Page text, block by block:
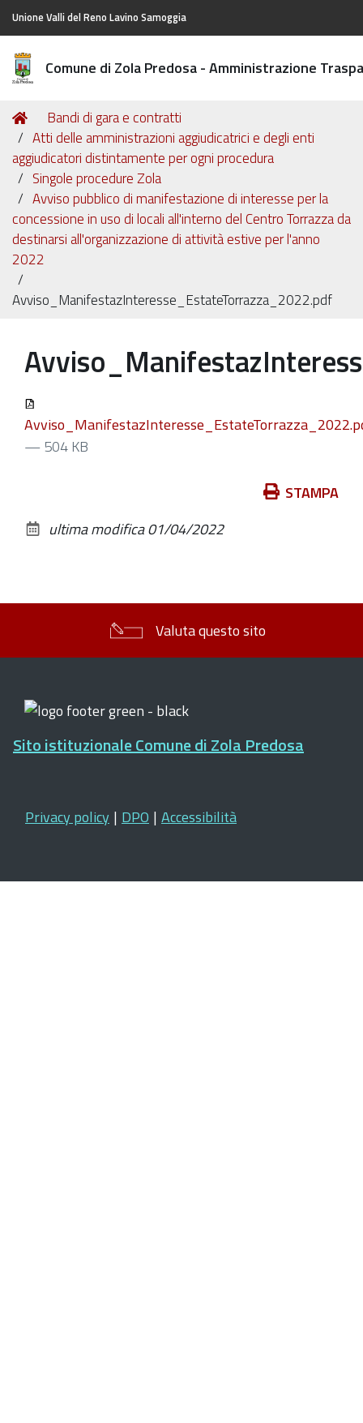
Unione Valli del Reno Lavino Samoggia
Comune di Zola Predosa - Amministrazione
Tu
sei
qui:
Home
Bandi di gara e contratti
Atti delle amministrazioni aggiudicatrici e degli enti
aggiudicatori distintamente per ogni procedura
Singole procedure Zola
Avviso pubblico di manifestazione di interesse per la
concessione in uso di locali all'interno del Centro Torrazza da
destinarsi all'organizzazione di attività estive per l'anno
2022
Avviso_ManifestazInteresse_EstateTorrazza_2022.pdf
— 504 KB
documento
STAMPA
ultima modifica01/04/2022
Valuta questo sito
Sito istituzionale Comune di Zola Predosa
Privacy policy | DPO | Accessibilità